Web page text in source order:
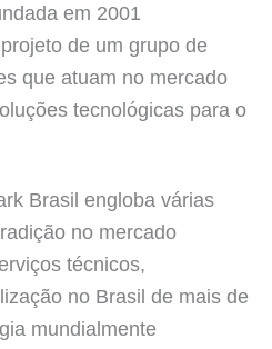
em 2001
de um grupo de
que atuam no mercado
tecnológicas para o
Brasil engloba várias
no mercado
técnicos,
no Brasil de mais de
mundialmente